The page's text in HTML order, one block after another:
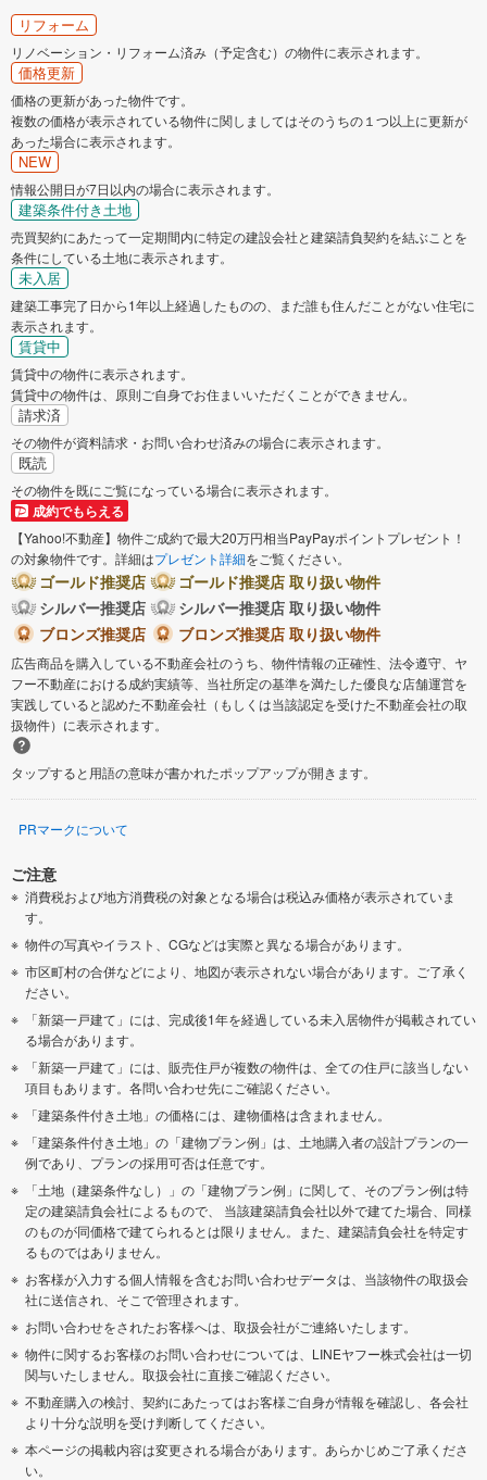
リフォーム
リノベーション・リフォーム済み（予定含む）の物件に表示されます。
価格更新
価格の更新があった物件です。
複数の価格が表示されている物件に関しましてはそのうちの１つ以上に更新が
あった場合に表示されます。
NEW
情報公開日が7日以内の場合に表示されます。
建築条件付き土地
売買契約にあたって一定期間内に特定の建設会社と建築請負契約を結ぶことを
条件にしている土地に表示されます。
未入居
建築工事完了日から1年以上経過したものの、まだ誰も住んだことがない住宅に
表示されます。
賃貸中
賃貸中の物件に表示されます。
賃貸中の物件は、原則ご自身でお住まいいただくことができません。
請求済
その物件が資料請求・お問い合わせ済みの場合に表示されます。
既読
その物件を既にご覧になっている場合に表示されます。
成約でもらえる
【Yahoo!不動産】物件ご成約で最大20万円相当PayPayポイントプレゼント！
の対象物件です。詳細はプレゼント詳細をご覧ください。
ゴールド推奨店
ゴールド推奨店 取り扱い物件
シルバー推奨店
シルバー推奨店 取り扱い物件
ブロンズ推奨店
ブロンズ推奨店 取り扱い物件
広告商品を購入している不動産会社のうち、物件情報の正確性、法令遵守、ヤ
フー不動産における成約実績等、当社所定の基準を満たした優良な店舗運営を
実践していると認めた不動産会社（もしくは当該認定を受けた不動産会社の取
扱物件）に表示されます。
タップすると用語の意味が書かれたポップアップが開きます。
PRマークについて
ご注意
消費税および地方消費税の対象となる場合は税込み価格が表示されていま
す。
物件の写真やイラスト、CGなどは実際と異なる場合があります。
市区町村の合併などにより、地図が表示されない場合があります。ご了承く
ださい。
「新築一戸建て」には、完成後1年を経過している未入居物件が掲載されてい
る場合があります。
「新築一戸建て」には、販売住戸が複数の物件は、全ての住戸に該当しない
項目もあります。各問い合わせ先にご確認ください。
「建築条件付き土地」の価格には、建物価格は含まれません。
「建築条件付き土地」の「建物プラン例」は、土地購入者の設計プランの一
例であり、プランの採用可否は任意です。
「土地（建築条件なし）」の「建物プラン例」に関して、そのプラン例は特
定の建築請負会社によるもので、 当該建築請負会社以外で建てた場合、同様
のものが同価格で建てられるとは限りません。また、建築請負会社を特定す
るものではありません。
お客様が入力する個人情報を含むお問い合わせデータは、当該物件の取扱会
社に送信され、そこで管理されます。
お問い合わせをされたお客様へは、取扱会社がご連絡いたします。
物件に関するお客様のお問い合わせについては、LINEヤフー株式会社は一切
関与いたしません。取扱会社に直接ご確認ください。
不動産購入の検討、契約にあたってはお客様ご自身が情報を確認し、各会社
より十分な説明を受け判断してください。
本ページの掲載内容は変更される場合があります。あらかじめご了承くださ
い。